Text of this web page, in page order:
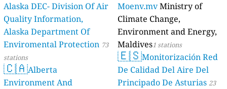
Alaska DEC- Division Of Air
Quality Information,
Alaska Department Of
Enviromental Protection 73
stations
🇨🇦Alberta
Environment And
Moenv.mvMinistry of
Climate Change,
Environment and Energy,
Maldives1 stations
🇪🇸Monitorización Red
De Calidad Del Aire Del
Principado De Asturias 23